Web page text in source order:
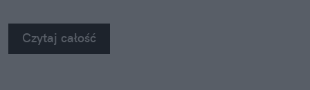
Czytaj całość